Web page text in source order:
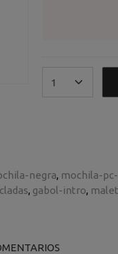
negra mochila-
gabol-intro